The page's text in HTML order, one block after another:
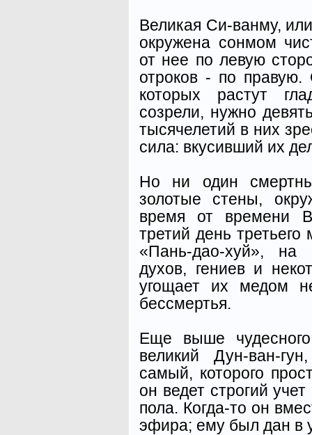
Великая Си-ванму,
окружена сонмом
от нее по левую
отроков - по
которых растут
созрели, нужно
тысячелетий в них
сила: вкусивший их
Но ни один
золотые стены,
время от времени
третий день
«Пань-дао-хуй», на
духов, гениев и
угощает их медом
бессмертья.
Еще выше
великий Дун-ван-
самый, которого
он ведет строгий
пола. Когда-то он
эфира; ему был дан в